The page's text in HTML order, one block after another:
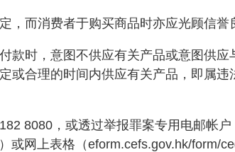
，而消费者于购买商品时亦应光顾信誉
款时，意图不供应有关产品或意图供
或合理的时间内供应有关产品，即属
8080，或透过举报罪案专用电邮帐户
）或网上表格（eform.cefs.gov.hk/form/